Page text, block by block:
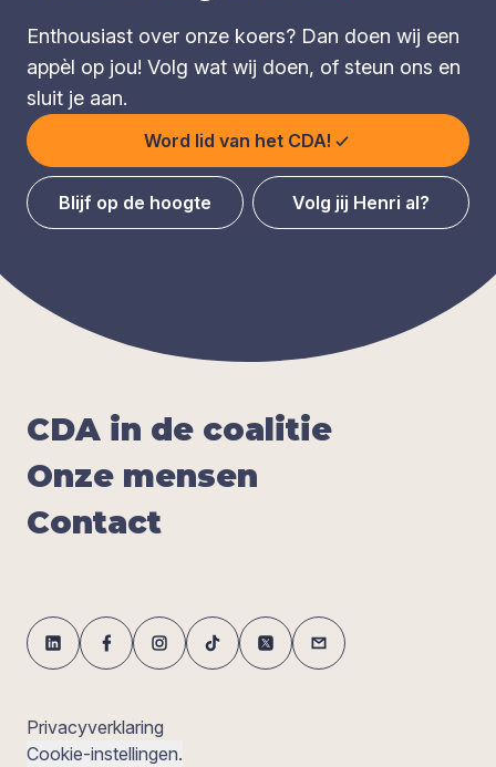
Enthousiast over onze koers? Dan doen wij een
appèl op jou! Volg wat wij doen, of steun ons en
sluit je aan.
Word lid van het CDA!
Blijf op de hoogte Volg jij Henri al?
CDA in de coa­li­tie
Onze men­sen
Con­tact
Privacyverklaring
Cookie-instellingen.